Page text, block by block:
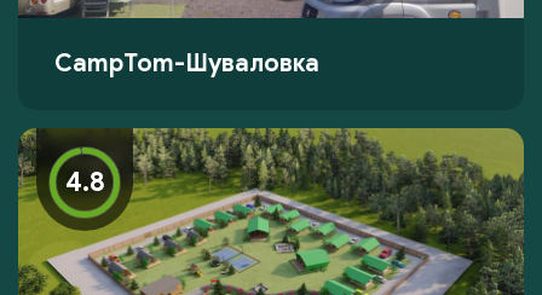
CampTom-Шуваловка
4.8